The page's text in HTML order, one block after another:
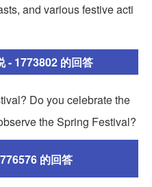
and various festive acti
- 1773802 的回答
Do you celebrate the
the Spring Festival?
的回答